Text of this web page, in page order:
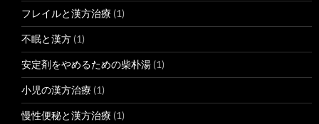
フレイルと漢方治療 (1)
不眠と漢方 (1)
安定剤をやめるための柴朴湯 (1)
小児の漢方治療 (1)
慢性便秘と漢方治療 (1)